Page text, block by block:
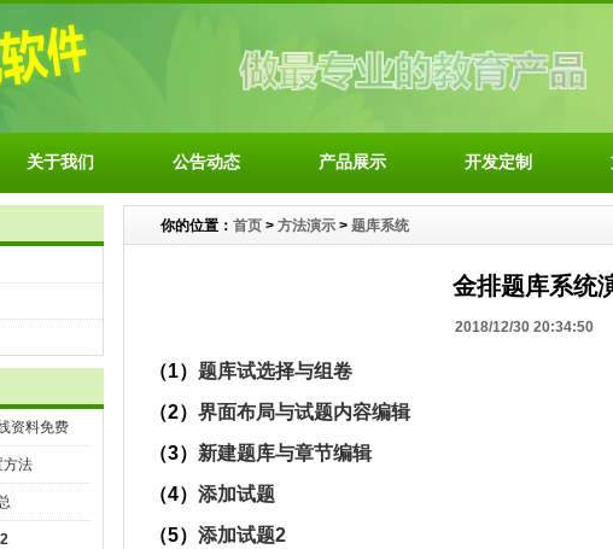
关于我们 公告动态 产品展示 开发定制
资料免费
方法
你的位置： 首页 > 方法演示 > 题库系统
金排题库系统
2018/12/30 20:34:50
（1） 题库试选择与组卷
（2） 界面布局与试题内容编辑
（3） 新建题库与章节编辑
（4） 添加试题
（5） 添加试题2